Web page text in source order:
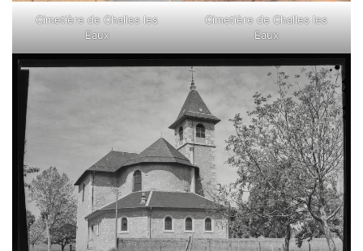
Cimetière de Challes les
Eaux
Cimetière de Challes les
Eaux